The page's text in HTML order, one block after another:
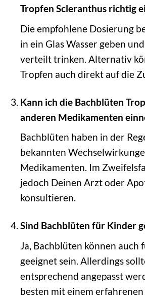
Tropfen Scleranthus richtig
Die empfohlene Dosierung
in ein Glas Wasser geben
verteilt trinken. Alternativ
Tropfen auch direkt auf die
Kann ich die Bachblüten
anderen Medikamenten
Bachblüten haben in der
bekannten
Medikamenten. Im
jedoch Deinen Arzt oder
konsultieren.
Sind Bachblüten für Kinder
Ja, Bachblüten können auch
geeignet sein. Allerdings
entsprechend angepasst
besten mit einem erfahrenen